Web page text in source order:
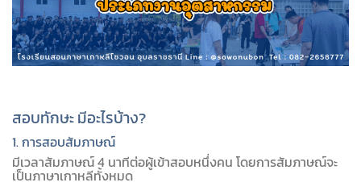
สอบทักษะ มีอะไรบ้าง?
1. การสอบสัมภาษณ์
มีเวลาสัมภาษณ์ 4 นาทีต่อผู้เข้าสอบหนึ่งคน โดยการสัมภาษณ์จะ
เป็นภาษาเกาหลีทั้งหมด